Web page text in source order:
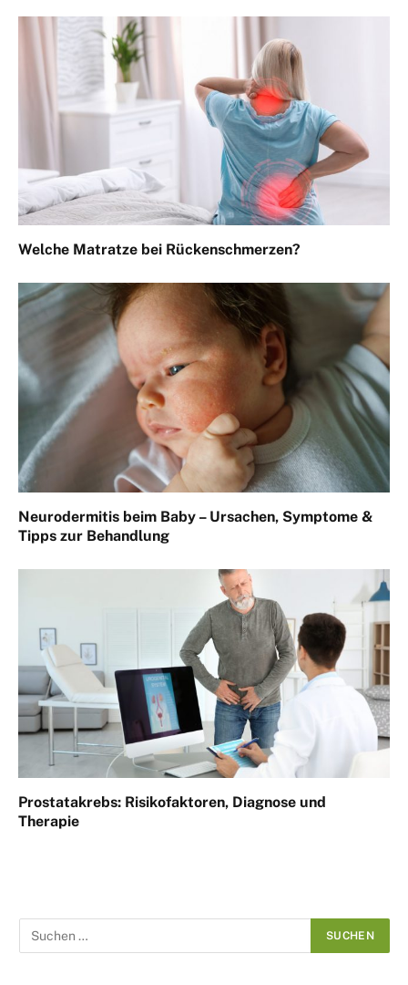
Welche Matratze bei Rückenschmerzen?
Neurodermitis beim Baby – Ursachen, Symptome &
Tipps zur Behandlung
Prostatakrebs: Risikofaktoren, Diagnose und
Therapie